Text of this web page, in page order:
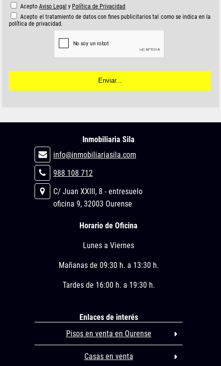
AceptoAviso Legal y Política de Privacidad
Acepto el tratamiento de datos con fines publicitarios tal como se indica en la
política de privacidad.
Inmobiliaria Sila
info@inmobiliariasila.com
988 108 712
C/ Juan XXIII, 8 - entresuelo
oficina 9, 32003 Ourense
Horario de Oficina
Lunes a Viernes
Mañanas de 09:30 h. a 13:30 h.
Tardes de 16:00 h. a 19:30 h.
Enlaces de interés
Pisos en venta en Ourense
Casas en venta